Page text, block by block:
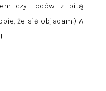
czy lodów z bitą
że się objadam:) A